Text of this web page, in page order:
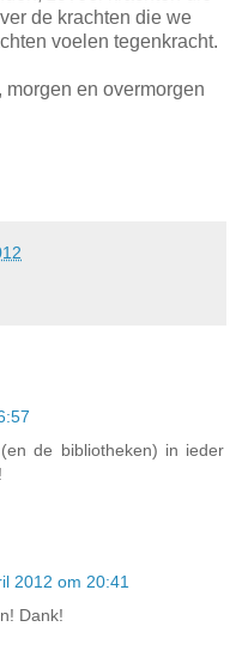
de krachten die we
voelen tegenkracht.
morgen en overmorgen
de bibliotheken) in ieder
2012 om 20:41
Dank!